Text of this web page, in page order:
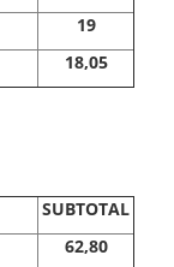
19
18,05
SUBTOTAL
62,80